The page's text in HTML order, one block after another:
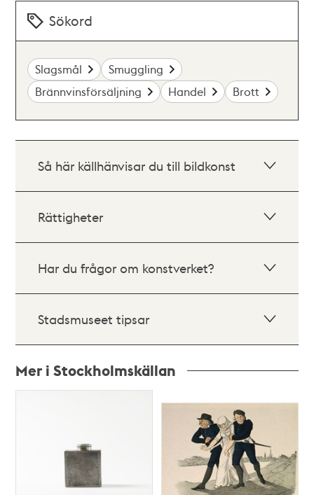
Sökord
Slagsmål
Smuggling
Brännvinsförsäljning
Handel Brott
Så här källhänvisar du till bildkonst
Rättigheter
Har du frågor om konstverket?
Stadsmuseet tipsar
Mer i Stockholmskällan